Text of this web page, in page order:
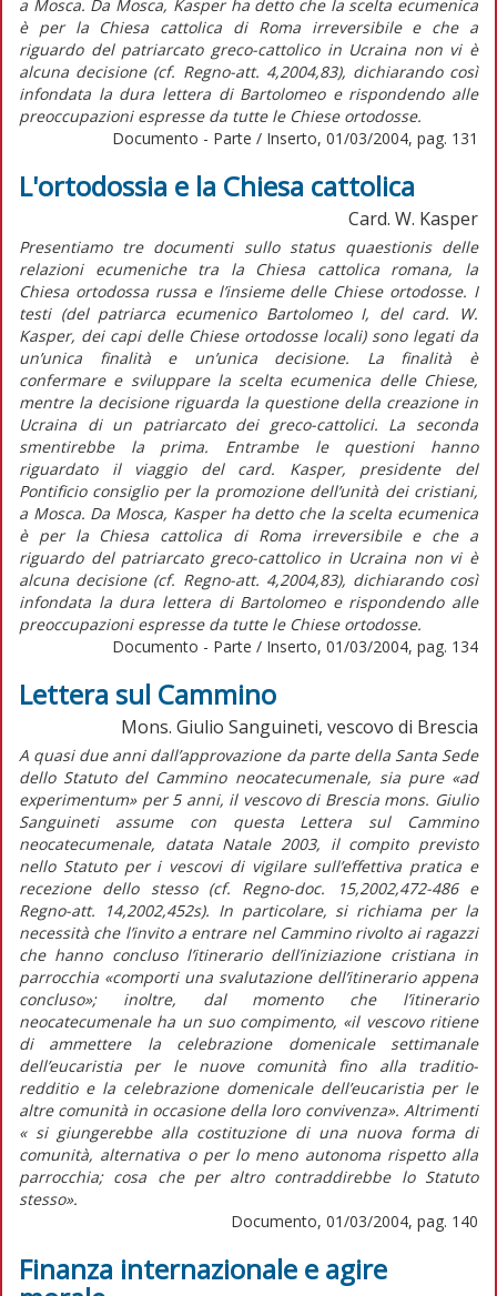
a Mosca. Da Mosca, Kasper ha detto che la scelta ecumenica
è per la Chiesa cattolica di Roma irreversibile e che a
riguardo del patriarcato greco-cattolico in Ucraina non vi è
alcuna decisione (cf. Regno-att. 4,2004,83), dichiarando così
infondata la dura lettera di Bartolomeo e rispondendo alle
preoccupazioni espresse da tutte le Chiese ortodosse.
Documento - Parte / Inserto, 01/03/2004, pag. 131
L'ortodossia e la Chiesa cattolica
Card. W. Kasper
Presentiamo tre documenti sullo status quaestionis delle
relazioni ecumeniche tra la Chiesa cattolica romana, la
Chiesa ortodossa russa e l’insieme delle Chiese ortodosse. I
testi (del patriarca ecumenico Bartolomeo I, del card. W.
Kasper, dei capi delle Chiese ortodosse locali) sono legati da
un’unica finalità e un’unica decisione. La finalità è
confermare e sviluppare la scelta ecumenica delle Chiese,
mentre la decisione riguarda la questione della creazione in
Ucraina di un patriarcato dei greco-cattolici. La seconda
smentirebbe la prima. Entrambe le questioni hanno
riguardato il viaggio del card. Kasper, presidente del
Pontificio consiglio per la promozione dell’unità dei cristiani,
a Mosca. Da Mosca, Kasper ha detto che la scelta ecumenica
è per la Chiesa cattolica di Roma irreversibile e che a
riguardo del patriarcato greco-cattolico in Ucraina non vi è
alcuna decisione (cf. Regno-att. 4,2004,83), dichiarando così
infondata la dura lettera di Bartolomeo e rispondendo alle
preoccupazioni espresse da tutte le Chiese ortodosse.
Documento - Parte / Inserto, 01/03/2004, pag. 134
Lettera sul Cammino
Mons. Giulio Sanguineti, vescovo di Brescia
A quasi due anni dall’approvazione da parte della Santa Sede
dello Statuto del Cammino neocatecumenale, sia pure «ad
experimentum» per 5 anni, il vescovo di Brescia mons. Giulio
Sanguineti assume con questa Lettera sul Cammino
neocatecumenale, datata Natale 2003, il compito previsto
nello Statuto per i vescovi di vigilare sull’effettiva pratica e
recezione dello stesso (cf. Regno-doc. 15,2002,472-486 e
Regno-att. 14,2002,452s). In particolare, si richiama per la
necessità che l’invito a entrare nel Cammino rivolto ai ragazzi
che hanno concluso l’itinerario dell’iniziazione cristiana in
parrocchia «comporti una svalutazione dell’itinerario appena
concluso»; inoltre, dal momento che l’itinerario
neocatecumenale ha un suo compimento, «il vescovo ritiene
di ammettere la celebrazione domenicale settimanale
dell’eucaristia per le nuove comunità fino alla traditio-
redditio e la celebrazione domenicale dell’eucaristia per le
altre comunità in occasione della loro convivenza». Altrimenti
« si giungerebbe alla costituzione di una nuova forma di
comunità, alternativa o per lo meno autonoma rispetto alla
parrocchia; cosa che per altro contraddirebbe lo Statuto
stesso».
Documento, 01/03/2004, pag. 140
Finanza internazionale e agire